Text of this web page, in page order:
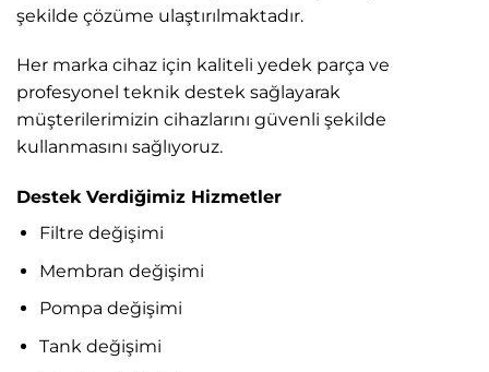
şekilde çözüme ulaştırılmaktadır.
Her marka cihaz için kaliteli yedek parça ve
profesyonel teknik destek sağlayarak
müşterilerimizin cihazlarını güvenli şekilde
kullanmasını sağlıyoruz.
Destek Verdiğimiz Hizmetler
Filtre değişimi
Membran değişimi
Pompa değişimi
Tank değişimi